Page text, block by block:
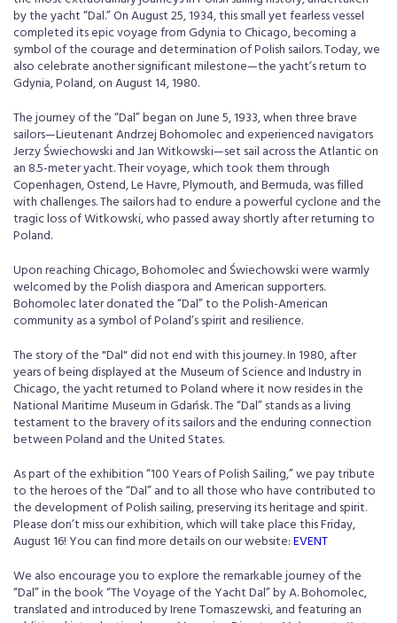
by the yacht “Dal.” On August 25, 1934, this small yet fearless vessel
completed its epic voyage from Gdynia to Chicago, becoming a
symbol of the courage and determination of Polish sailors. Today, we
also celebrate another significant milestone—the yacht’s return to
Gdynia, Poland, on August 14, 1980.
The journey of the “Dal” began on June 5, 1933, when three brave
sailors—Lieutenant Andrzej Bohomolec and experienced navigators
Jerzy Świechowski and Jan Witkowski—set sail across the Atlantic on
an 8.5-meter yacht. Their voyage, which took them through
Copenhagen, Ostend, Le Havre, Plymouth, and Bermuda, was filled
with challenges. The sailors had to endure a powerful cyclone and the
tragic loss of Witkowski, who passed away shortly after returning to
Poland.
Upon reaching Chicago, Bohomolec and Świechowski were warmly
welcomed by the Polish diaspora and American supporters.
Bohomolec later donated the “Dal” to the Polish-American
community as a symbol of Poland’s spirit and resilience.
The story of the "Dal" did not end with this journey. In 1980, after
years of being displayed at the Museum of Science and Industry in
Chicago, the yacht returned to Poland where it now resides in the
National Maritime Museum in Gdańsk. The “Dal” stands as a living
testament to the bravery of its sailors and the enduring connection
between Poland and the United States.
As part of the exhibition “100 Years of Polish Sailing,” we pay tribute
to the heroes of the “Dal” and to all those who have contributed to
the development of Polish sailing, preserving its heritage and spirit.
Please don’t miss our exhibition, which will take place this Friday,
August 16! You can find more details on our website: EVENT
We also encourage you to explore the remarkable journey of the
“Dal” in the book “The Voyage of the Yacht Dal” by A. Bohomolec,
translated and introduced by Irene Tomaszewski, and featuring an